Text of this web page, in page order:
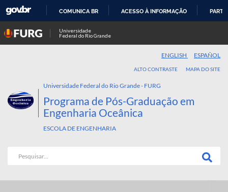
COMUNICA BR ACESSO À INFORMAÇÃO
Universidade
Federal do Rio Grande
ENGLISH ESPAÑOL
ALTO CONTRASTE MAPA DO SITE
Universidade Federal do Rio Grande - FURG
Programa de Pós-Graduação em
Engenharia Oceânica
ESCOLA DE ENGENHARIA